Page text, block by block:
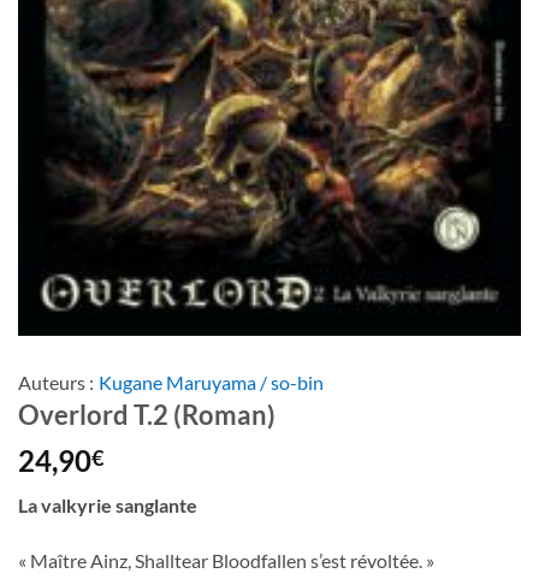
Auteurs : Kugane Maruyama / so-bin
Overlord T.2 (Roman)
24,90€
La valkyrie sanglante
« Maître Ainz, Shalltear Bloodfallen s’est révoltée. »